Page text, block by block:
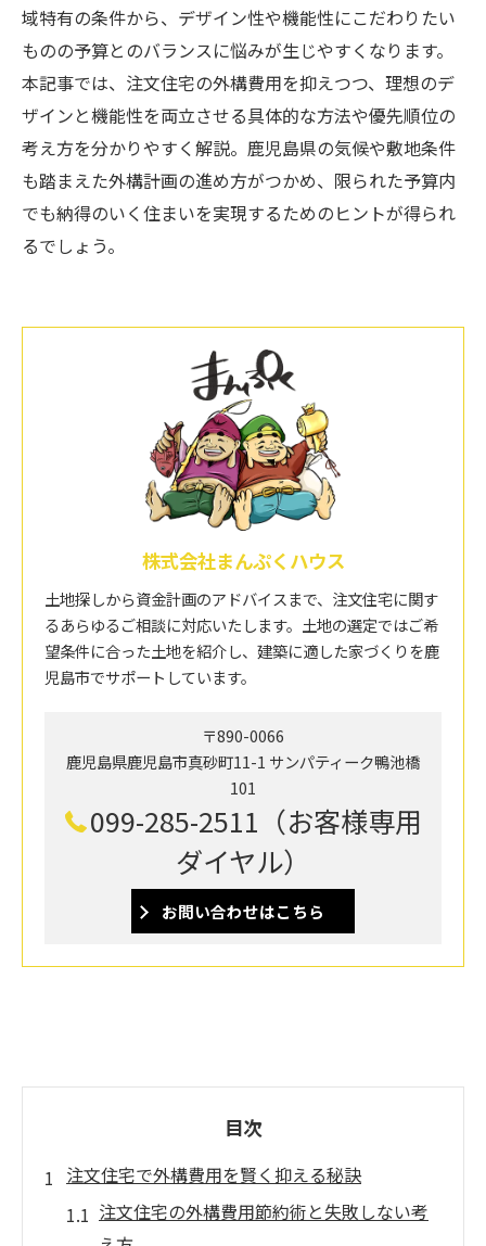
域特有の条件から、デザイン性や機能性にこだわりたい
ものの予算とのバランスに悩みが生じやすくなります。
本記事では、注文住宅の外構費用を抑えつつ、理想のデ
ザインと機能性を両立させる具体的な方法や優先順位の
考え方を分かりやすく解説。鹿児島県の気候や敷地条件
も踏まえた外構計画の進め方がつかめ、限られた予算内
でも納得のいく住まいを実現するためのヒントが得られ
るでしょう。
株式会社まんぷくハウス
土地探しから資金計画のアドバイスまで、注文住宅に関す
るあらゆるご相談に対応いたします。土地の選定ではご希
望条件に合った土地を紹介し、建築に適した家づくりを鹿
児島市でサポートしています。
〒890-0066
鹿児島県鹿児島市真砂町11-1 サンパティーク鴨池橋
101
099-285-2511（お客様専用
ダイヤル）
お問い合わせはこちら
目次
注文住宅で外構費用を賢く抑える秘訣
注文住宅の外構費用節約術と失敗しない考